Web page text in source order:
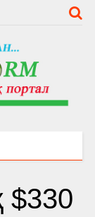
$330